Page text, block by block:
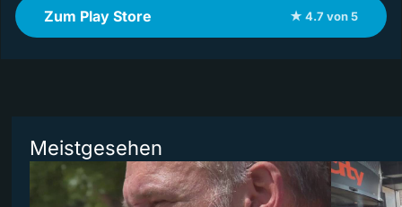
Zum Play Store ★ 4.7 von 5
Meistgesehen